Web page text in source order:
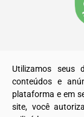
© 2025. Todos
Utilizamos seus
conteúdos e
plataforma e em
site, você